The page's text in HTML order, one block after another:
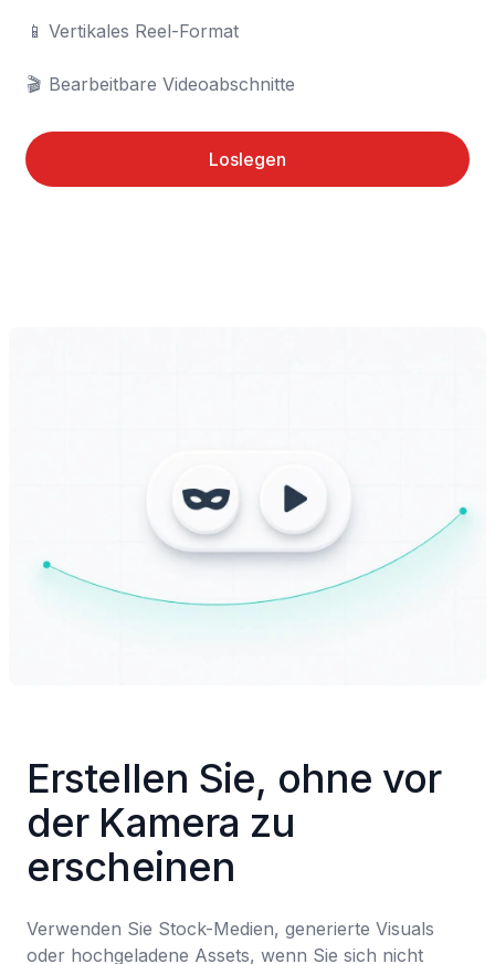
📱	Vertikales Reel-Format
🎬	Bearbeitbare Videoabschnitte
Loslegen
Erstellen Sie, ohne vor
der Kamera zu
erscheinen
Verwenden Sie Stock-Medien, generierte Visuals
oder hochgeladene Assets, wenn Sie sich nicht